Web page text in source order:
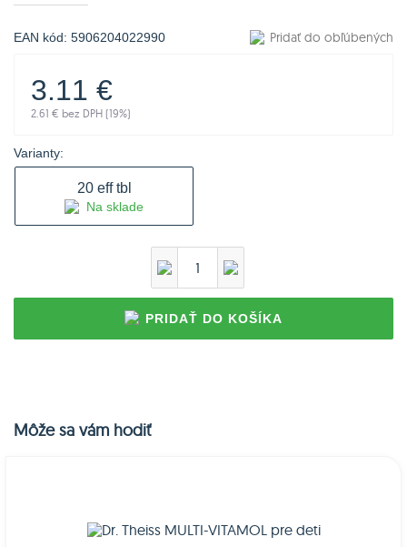
EAN kód: 5906204022990 Pridať do obľúbených
3.11 €
2.61 € bez DPH (19%)
Varianty:
20 eff tbl
Na sklade
PRIDAŤ DO KOŠÍKA
Môže sa vám hodiť